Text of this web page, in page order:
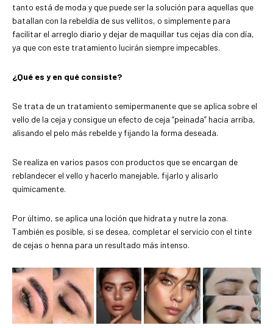
tanto está de moda y que puede ser la solución para aquellas que
batallan con la rebeldía de sus vellitos, o simplemente para
facilitar el arreglo diario y dejar de maquillar tus cejas día con día,
ya que con este tratamiento lucirán siempre impecables.
¿Qué es y en qué consiste?
Se trata de un tratamiento semipermanente que se aplica sobre el
vello de la ceja y consigue un efecto de ceja “peinada” hacia arriba,
alisando el pelo más rebelde y fijando la forma deseada.
Se realiza en varios pasos con productos que se encargan de
reblandecer el vello y hacerlo manejable, fijarlo y alisarlo
químicamente.
Por último, se aplica una loción que hidrata y nutre la zona.
También es posible, si se desea, completar el servicio con el tinte
de cejas o henna para un resultado más intenso.